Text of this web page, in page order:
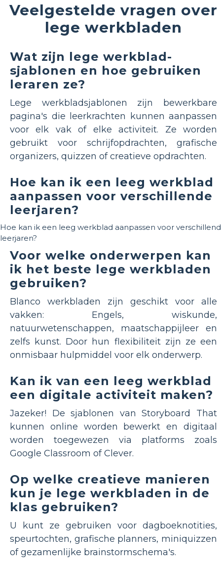
Veelgestelde vragen over
lege werkbladen
Wat zijn lege werkblad-
sjablonen en hoe gebruiken
leraren ze?
Lege werkbladsjablonen zijn bewerkbare
pagina's die leerkrachten kunnen aanpassen
voor elk vak of elke activiteit. Ze worden
gebruikt voor schrijfopdrachten, grafische
organizers, quizzen of creatieve opdrachten.
Hoe kan ik een leeg werkblad
aanpassen voor verschillende
leerjaren?
Hoe kan ik een leeg werkblad aanpassen voor
leerjaren?
Voor welke onderwerpen kan
ik het beste lege werkbladen
gebruiken?
Blanco werkbladen zijn geschikt voor alle
vakken: Engels, wiskunde,
natuurwetenschappen, maatschappijleer en
zelfs kunst. Door hun flexibiliteit zijn ze een
onmisbaar hulpmiddel voor elk onderwerp.
Kan ik van een leeg werkblad
een digitale activiteit maken?
Jazeker! De sjablonen van Storyboard That
kunnen online worden bewerkt en digitaal
worden toegewezen via platforms zoals
Google Classroom of Clever.
Op welke creatieve manieren
kun je lege werkbladen in de
klas gebruiken?
U kunt ze gebruiken voor dagboeknotities,
speurtochten, grafische planners, miniquizzen
of gezamenlijke brainstormschema's.